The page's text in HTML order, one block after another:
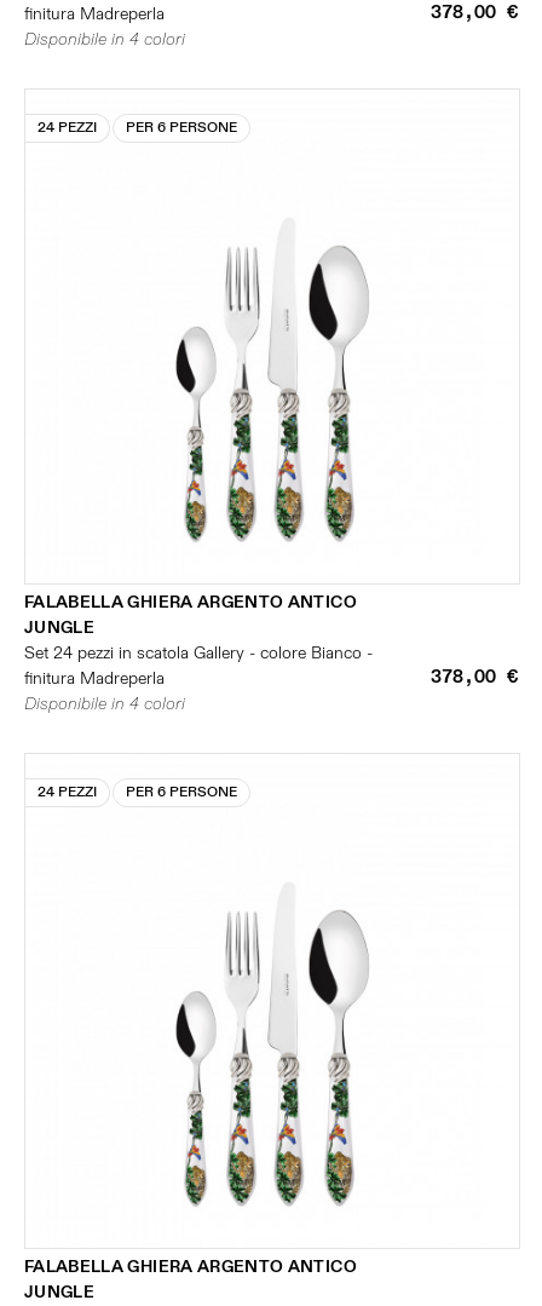
finitura Madreperla
378,00 €
Disponibile in 4 colori
24 PEZZI PER 6 PERSONE
FALABELLA GHIERA ARGENTO ANTICO
JUNGLE
Set 24 pezzi in scatola Gallery - colore Bianco -
finitura Madreperla
378,00 €
Disponibile in 4 colori
24 PEZZI PER 6 PERSONE
FALABELLA GHIERA ARGENTO ANTICO
JUNGLE